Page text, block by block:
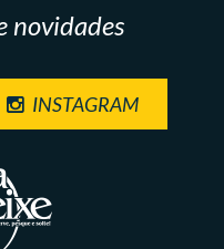
novidades
INSTAGRAM